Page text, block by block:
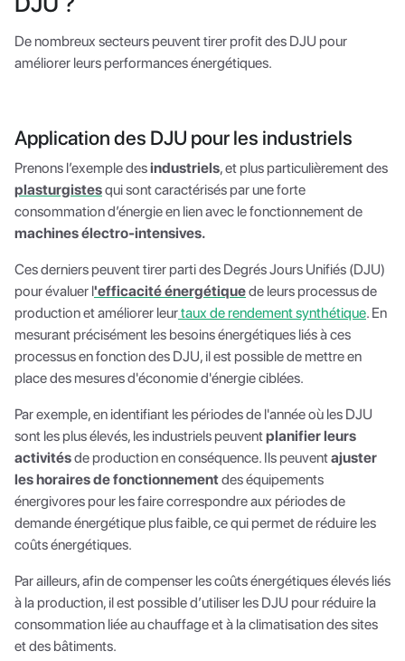
De nombreux secteurs peuvent tirer profit des DJU pour
améliorer leurs performances énergétiques.
Application des DJU pour les industriels
Prenons l’exemple desindustriels, et plus particulièrement des
plasturgistesqui sont caractérisés par une forte
consommation d’énergie en lien avec le fonctionnement de
machines électro-intensives.
Ces derniers peuvent tirer parti des Degrés Jours Unifiés (DJU)
pour évaluer l'efficacité énergétiquede leurs processus de
production et améliorer leurtaux de rendement synthétique. En
mesurant précisément les besoins énergétiques liés à ces
processus en fonction des DJU, il est possible de mettre en
place des mesures d'économie d'énergie ciblées.
Par exemple, en identifiant les périodes de l'année où les DJU
sont les plus élevés, les industriels peuventplanifier leurs
activitésde production en conséquence. Ils peuventajuster
les horaires de fonctionnementdes équipements
énergivores pour les faire correspondre aux périodes de
demande énergétique plus faible, ce qui permet de réduire les
coûts énergétiques.
Par ailleurs, afin de compenser les coûts énergétiques élevés liés
à la production, il est possible d’utiliser les DJU pour réduire la
consommation liée au chauffage et à la climatisation des sites
et des bâtiments.